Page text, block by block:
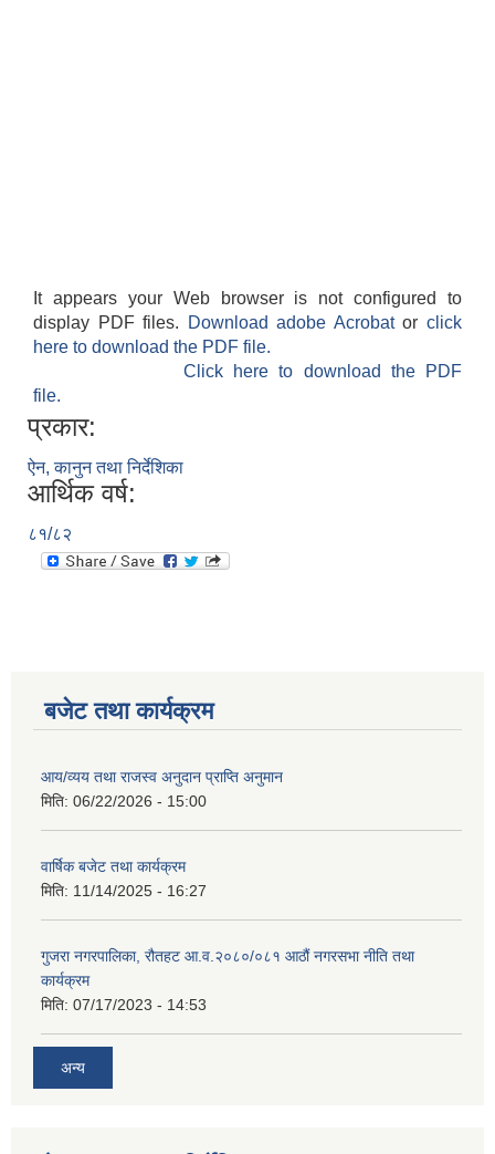
It appears your Web browser is not configured to
display PDF files.
Download adobe Acrobatorclick
here to download the PDF file.
Click here to download the PDF
file.
प्रकार:
ऐन, कानुन तथा निर्देशिका
आर्थिक वर्ष:
८१/८२
बजेट तथा कार्यक्रम
आय/व्यय तथा राजस्व अनुदान प्राप्ति अनुमान
मिति: 06/22/2026 - 15:00
वार्षिक बजेट तथा कार्यक्रम
मिति: 11/14/2025 - 16:27
गुजरा नगरपालिका, रौतहट आ.व.२०८०/०८१ आठौं नगरसभा नीति तथा
कार्यक्रम
मिति: 07/17/2023 - 14:53
अन्य